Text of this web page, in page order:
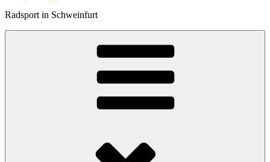
Radsport in Schweinfurt